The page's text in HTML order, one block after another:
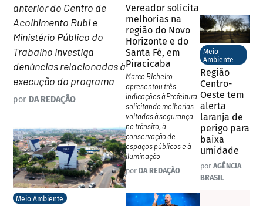
anterior do Centro de
Acolhimento Rubi e
Ministério Público do
Trabalho investiga
denúncias relacionadas à
execução do programa
por DA REDAÇÃO
Meio Ambiente
Vereador solicita
melhorias na
região do Novo
Horizonte e do
Santa Fé, em
Piracicaba
Marco Bicheiro
apresentou três
indicações à Prefeitura
solicitando melhorias
voltadas à segurança
no trânsito, à
conservação de
espaços públicos e à
iluminação
por DA REDAÇÃO
Meio
Ambiente
Região
Centro-
Oeste tem
alerta
laranja de
perigo para
baixa
umidade
por AGÊNCIA
BRASIL